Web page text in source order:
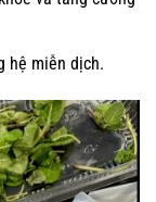
hệ miễn dịch.